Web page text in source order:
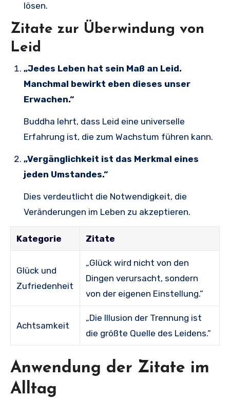
lösen.
Zitate zur Überwindung von
Leid
„Jedes Leben hat sein Maß an Leid.
Manchmal bewirkt eben dieses unser
Erwachen.“
Buddha lehrt, dass Leid eine universelle
Erfahrung ist, die zum Wachstum führen kann.
„Vergänglichkeit ist das Merkmal eines
jeden Umstandes.“
Dies verdeutlicht die Notwendigkeit, die
Veränderungen im Leben zu akzeptieren.
Kategorie Zitate
Glück und
Zufriedenheit
„Glück wird nicht von den
Dingen verursacht, sondern
von der eigenen Einstellung.“
Achtsamkeit
„Die Illusion der Trennung ist
die größte Quelle des Leidens.“
Anwendung der Zitate im
Alltag